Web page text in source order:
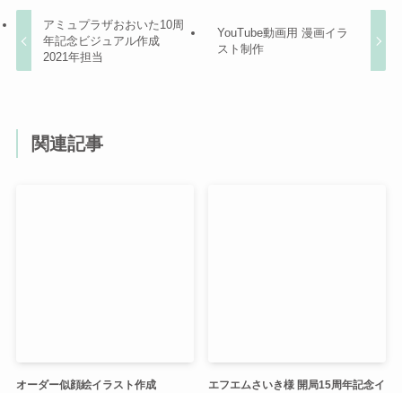
アミュプラザおおいた10周
年記念ビジュアル作成
2021年担当
YouTube動画用 漫画イラ
スト制作
関連記事
オーダー似顔絵イラスト作成
エフエムさいき様 開局15周年記念イ